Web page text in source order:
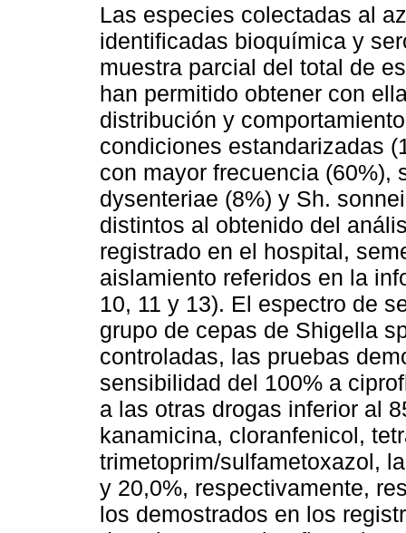
Las especies colectadas al
identificadas bioquímica y
muestra parcial del total de
han permitido obtener con
distribución y
condiciones estandarizadas
con mayor frecuencia (60%),
dysenteriae (8%) y Sh.
distintos al obtenido del
registrado en el hospital,
aislamiento referidos en la
10, 11 y 13). El espectro de
grupo de cepas de Shigella
controladas, las pruebas
sensibilidad del 100% a
a las otras drogas inferior al
kanamicina, cloranfenicol,
trimetoprim/sulfametoxazol,
y 20,0%, respectivamente,
los demostrados en los